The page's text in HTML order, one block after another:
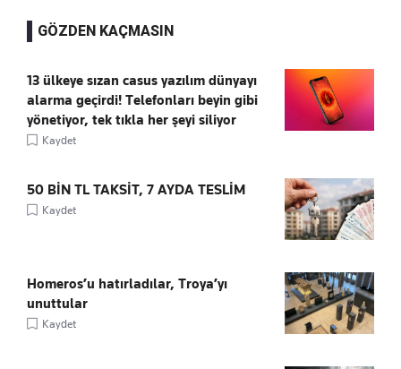
GÖZDEN KAÇMASIN
13 ülkeye sızan casus yazılım dünyayı
alarma geçirdi! Telefonları beyin gibi
yönetiyor, tek tıkla her şeyi siliyor
Kaydet
50 BİN TL TAKSİT, 7 AYDA TESLİM
Kaydet
Homeros’u hatırladılar, Troya’yı
unuttular
Kaydet